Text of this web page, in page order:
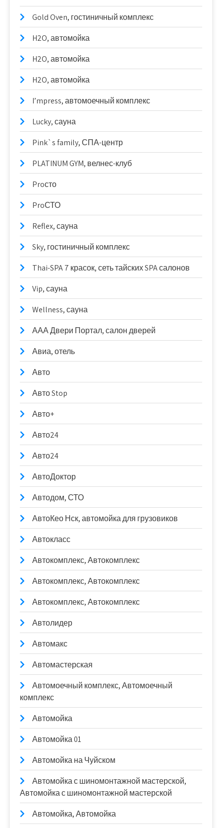
Gold Oven, гостиничный комплекс
H2O, автомойка
H2O, автомойка
H2O, автомойка
I’mpress, автомоечный комплекс
Lucky, сауна
Pink`s family, СПА-центр
PLATINUM GYM, велнес-клуб
Proсто
ProСТО
Reflex, сауна
Sky, гостиничный комплекс
Thai-SPA 7 красок, сеть тайских SPA салонов
Vip, сауна
Wellness, сауна
ААА Двери Портал, салон дверей
Авиа, отель
Авто
Авто Stop
Авто+
Авто24
Авто24
АвтоДоктор
Автодом, СТО
АвтоКео Нск, автомойка для грузовиков
Автокласс
Автокомплекс, Автокомплекс
Автокомплекс, Автокомплекс
Автокомплекс, Автокомплекс
Автолидер
Автомакс
Автомастерская
Автомоечный комплекс, Автомоечный
комплекс
Автомойка
Автомойка 01
Автомойка на Чуйском
Автомойка с шиномонтажной мастерской,
Автомойка с шиномонтажной мастерской
Автомойка, Автомойка